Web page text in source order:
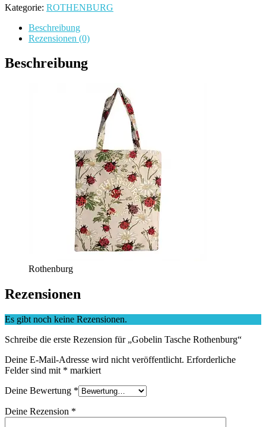
Kategorie: ROTHENBURG
Beschreibung
Rezensionen (0)
Beschreibung
Rothenburg
Rezensionen
Es gibt noch keine Rezensionen.
Schreibe die erste Rezension für „Gobelin Tasche Rothenburg“
Deine E-Mail-Adresse wird nicht veröffentlicht. Erforderliche
Felder sind mit * markiert
Deine Bewertung *
Deine Rezension *